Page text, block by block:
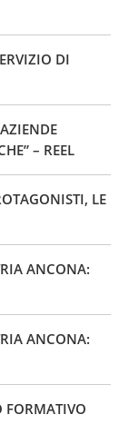
DI
– REEL
LE
ANCONA:
ANCONA:
FORMATIVO